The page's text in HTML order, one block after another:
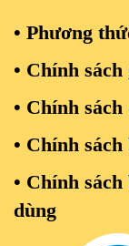
• Phương
• Chính
• Chính
• Chính
• Chính
dùng